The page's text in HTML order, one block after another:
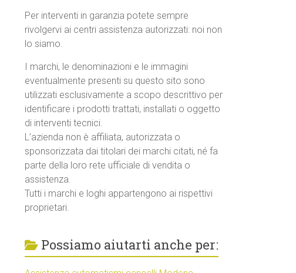
Per interventi in garanzia potete sempre
rivolgervi ai centri assistenza autorizzati: noi non
lo siamo.
I marchi, le denominazioni e le immagini
eventualmente presenti su questo sito sono
utilizzati esclusivamente a scopo descrittivo per
identificare i prodotti trattati, installati o oggetto
di interventi tecnici.
L’azienda non è affiliata, autorizzata o
sponsorizzata dai titolari dei marchi citati, né fa
parte della loro rete ufficiale di vendita o
assistenza.
Tutti i marchi e loghi appartengono ai rispettivi
proprietari.
Possiamo aiutarti anche per: